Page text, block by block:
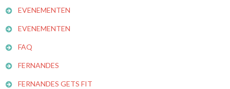
EVENEMENTEN
EVENEMENTEN
FAQ
FERNANDES
FERNANDES GETS FIT